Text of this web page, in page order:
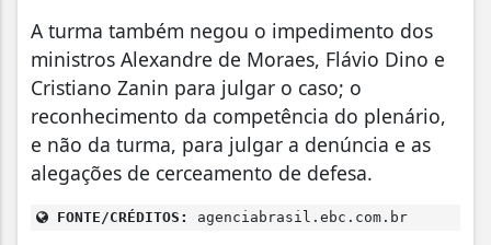
A turma também negou o impedimento dos
ministros Alexandre de Moraes, Flávio Dino e
Cristiano Zanin para julgar o caso; o
reconhecimento da competência do plenário,
e não da turma, para julgar a denúncia e as
alegações de cerceamento de defesa.
FONTE/CRÉDITOS: agenciabrasil.ebc.com.br